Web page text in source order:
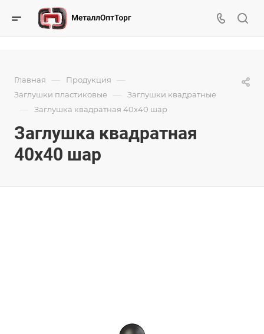
Главная — Продукция —
Заглушки пластиковые — Заглушки квадратные
— Заглушка квадратная 40х40 шар
Заглушка квадратная
40х40 шар